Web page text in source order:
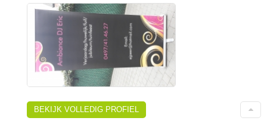
BEKIJK VOLLEDIG PROFIEL